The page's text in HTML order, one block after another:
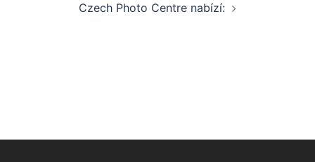
Czech Photo Centre nabízí: